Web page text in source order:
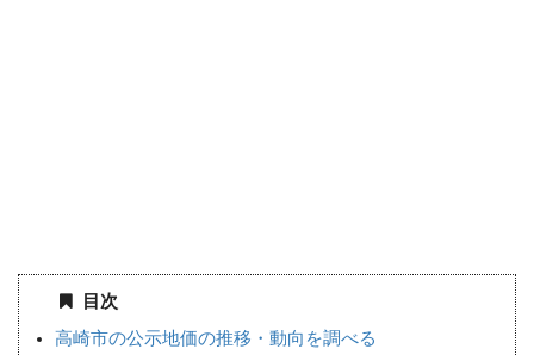
目次
高崎市の公示地価の推移・動向を調べる